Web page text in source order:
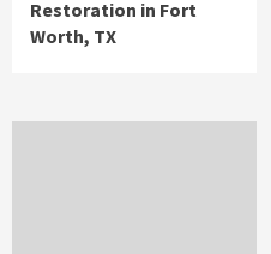
Restoration in Fort
Worth, TX